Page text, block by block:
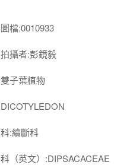
圖檔:0010933
拍攝者:彭鏡毅
雙子葉植物
DICOTYLEDON
科:續斷科
科（英文）:DIPSACACEAE